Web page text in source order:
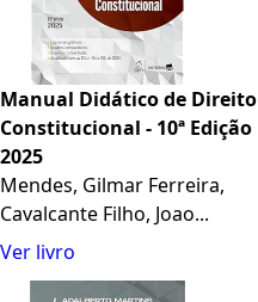
Manual Didático de Direito
Constitucional - 10ª Edição
2025
Mendes, Gilmar Ferreira,
Cavalcante Filho, Joao...
Ver livro